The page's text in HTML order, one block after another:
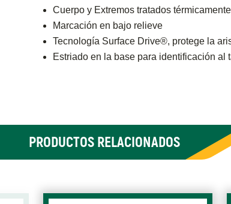
Cuerpo y Extremos tratados térmicamente
Marcación en bajo relieve
Tecnología Surface Drive®, protege la
Estriado en la base para identificación al
PRODUCTOS RELACIONADOS